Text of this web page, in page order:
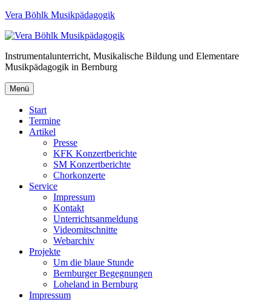
Vera Böhlk Musikpädagogik
Instrumentalunterricht, Musikalische Bildung und Elementare
Musikpädagogik in Bernburg
Menü
Start
Termine
Artikel
Presse
KFK Konzertberichte
SM Konzertberichte
Chorkonzerte
Service
Impressum
Kontakt
Unterrichtsanmeldung
Videomitschnitte
Webarchiv
Projekte
Um die blaue Stunde
Bernburger Begegnungen
Loheland in Bernburg
Impressum